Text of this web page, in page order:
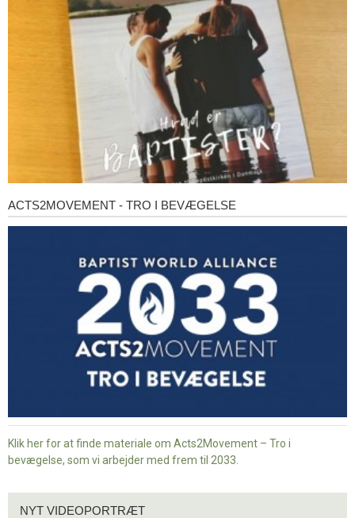
Acts2Movement
-
ACTS2MOVEMENT - TRO I BEVÆGELSE
Klik her for at finde materiale om Acts2Movement – Tro i
bevægelse, som vi arbejder med frem til 2033.
NYT VIDEOPORTRÆT